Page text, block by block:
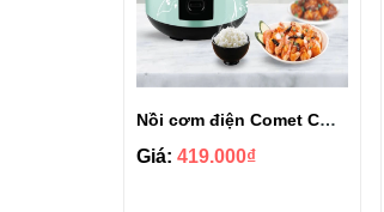
Nồi cơm điện Comet CM8016 1.8L
Giá: 419.000₫